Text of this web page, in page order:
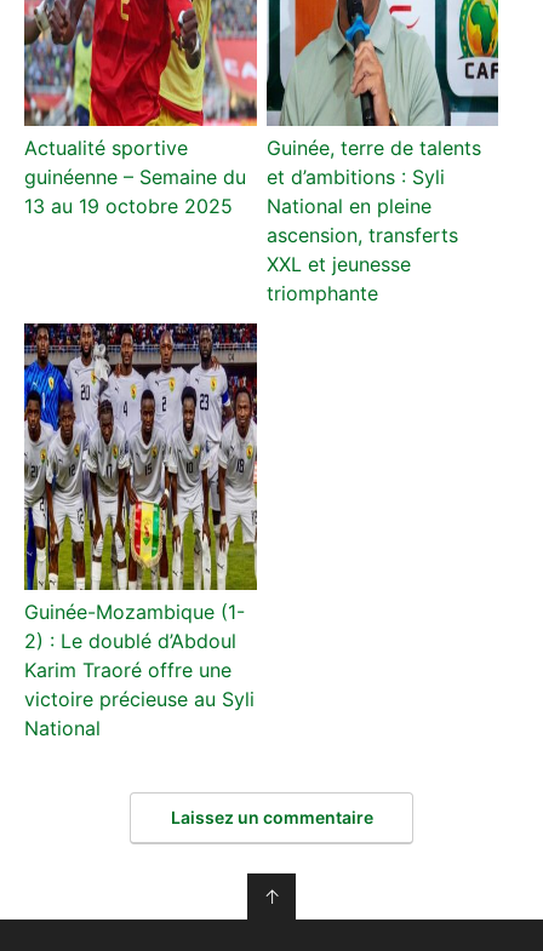
Actualité sportive
guinéenne – Semaine du
13 au 19 octobre 2025
Guinée, terre de talents
et d’ambitions : Syli
National en pleine
ascension, transferts
XXL et jeunesse
triomphante
Guinée-Mozambique (1-
2) : Le doublé d’Abdoul
Karim Traoré offre une
victoire précieuse au Syli
National
Laissez un commentaire
↑